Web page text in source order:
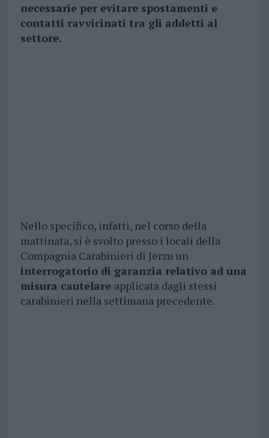
necessarie per evitare spostamenti e
contatti ravvicinati tra gli addetti al
settore.
Nello specifico, infatti, nel corso della
mattinata, si è svolto presso i locali della
Compagnia Carabinieri di Jerzu un
interrogatorio di garanzia relativo ad una
misura cautelare applicata dagli stessi
carabinieri nella settimana precedente.